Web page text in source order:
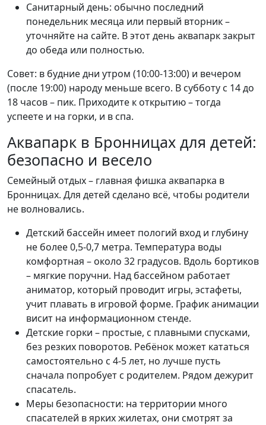
Санитарный день: обычно последний
понедельник месяца или первый вторник –
уточняйте на сайте. В этот день аквапарк закрыт
до обеда или полностью.
Совет: в будние дни утром (10:00-13:00) и вечером
(после 19:00) народу меньше всего. В субботу с 14 до
18 часов – пик. Приходите к открытию – тогда
успеете и на горки, и в спа.
Аквапарк в Бронницах для детей:
безопасно и весело
Семейный отдых – главная фишка аквапарка в
Бронницах. Для детей сделано всё, чтобы родители
не волновались.
Детский бассейн имеет пологий вход и глубину
не более 0,5-0,7 метра. Температура воды
комфортная – около 32 градусов. Вдоль бортиков
– мягкие поручни. Над бассейном работает
аниматор, который проводит игры, эстафеты,
учит плавать в игровой форме. График анимации
висит на информационном стенде.
Детские горки – простые, с плавными спусками,
без резких поворотов. Ребёнок может кататься
самостоятельно с 4-5 лет, но лучше пусть
сначала попробует с родителем. Рядом дежурит
спасатель.
Меры безопасности: на территории много
спасателей в ярких жилетах, они смотрят за